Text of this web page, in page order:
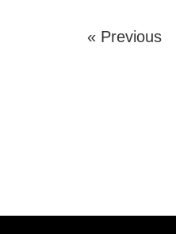
« Previous